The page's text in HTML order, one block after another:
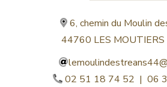
6, chemin du Moulin
44760 LES MOUTIERS
02 51 18 74 52 | 06